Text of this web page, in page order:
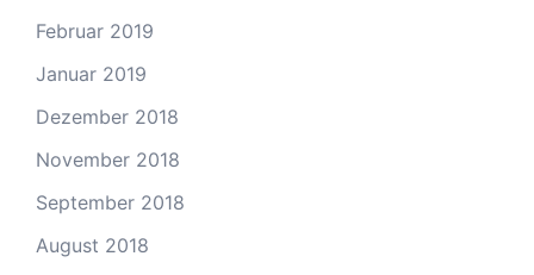
Februar 2019
Januar 2019
Dezember 2018
November 2018
September 2018
August 2018